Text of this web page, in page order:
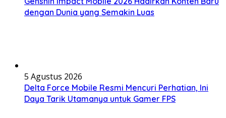
dengan Dunia yang Semakin Luas
5 Agustus 2026
Delta Force Mobile Resmi Mencuri Perhatian, Ini
Daya Tarik Utamanya untuk Gamer FPS